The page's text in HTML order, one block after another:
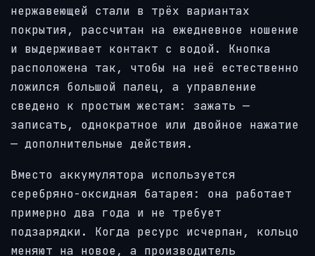
нержавеющей стали в трёх вариантах
покрытия, рассчитан на ежедневное ношение
и выдерживает контакт с водой. Кнопка
расположена так, чтобы на неё естественно
ложился большой палец, а управление
сведено к простым жестам: зажать —
записать, однократное или двойное нажатие
— дополнительные действия.
Вместо аккумулятора используется
серебряно-оксидная батарея: она работает
примерно два года и не требует
подзарядки. Когда ресурс исчерпан, кольцо
меняют на новое, а производитель